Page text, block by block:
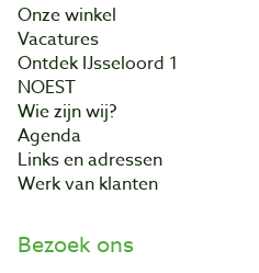
Onze winkel
Vacatures
Ontdek IJsseloord 1
NOEST
Wie zijn wij?
Agenda
Links en adressen
Werk van klanten
Bezoek ons